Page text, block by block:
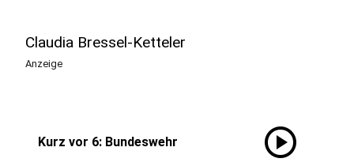
Claudia Bressel-Ketteler
Anzeige
Kurz vor 6: Bundeswehr play_circle